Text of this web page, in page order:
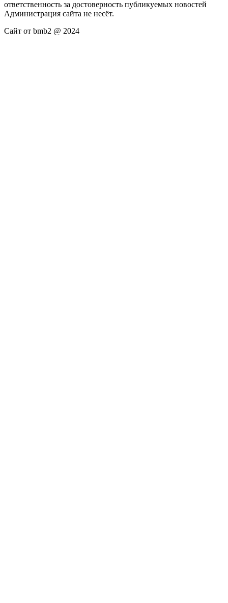
ответственность за достоверность публикуемых новостей
Администрация сайта не несёт.
Сайт от bmb2 @ 2024